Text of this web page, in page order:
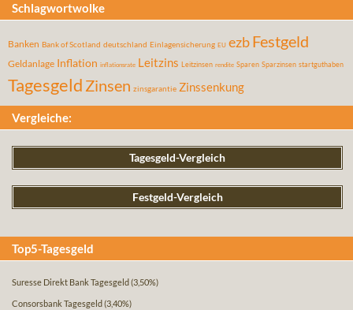
Schlagwortwolke
Banken Bank of Scotland deutschland Einlagensicherung EU ezbFestgeld
Geldanlage Inflation inflationsrate Leitzins Leitzinsen rendite Sparen Sparzinsen startguthaben
Tagesgeld Zinsen zinsgarantie Zinssenkung
Vergleiche:
Tagesgeld-Vergleich
Festgeld-Vergleich
Top5-Tagesgeld
Suresse Direkt Bank Tagesgeld (3,50%)
Consorsbank Tagesgeld (3,40%)